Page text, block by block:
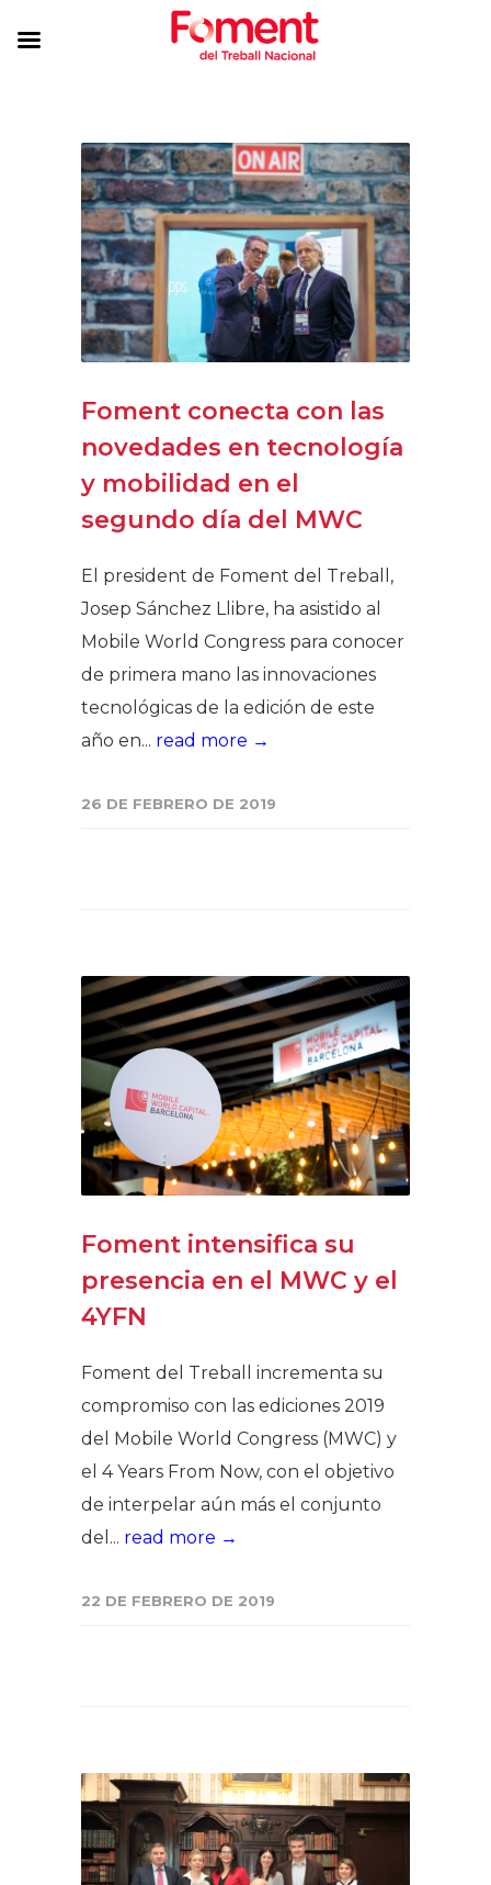
Foment conecta con las
novedades en tecnología
y mobilidad en el
segundo día del MWC
El president de Foment del Treball,
Josep Sánchez Llibre, ha asistido al
Mobile World Congress para conocer
de primera mano las innovaciones
tecnológicas de la edición de este
año en... read more →
26 DE FEBRERO DE 2019
Foment intensifica su
presencia en el MWC y el
4YFN
Foment del Treball incrementa su
compromiso con las ediciones 2019
del Mobile World Congress (MWC) y
el 4 Years From Now, con el objetivo
de interpelar aún más el conjunto
del... read more →
22 DE FEBRERO DE 2019